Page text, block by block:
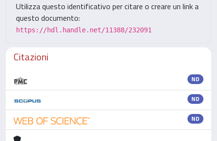
Utilizza questo identificativo per citare o creare un link a
questo documento:
https://hdl.handle.net/11388/232091
Citazioni
ND
ND
ND